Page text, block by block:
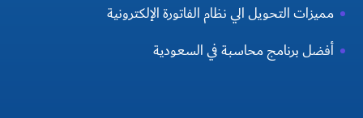
مميزات التحويل الي نظام الفاتورة الإلكترونية
أفضل برنامج محاسبة في السعودية